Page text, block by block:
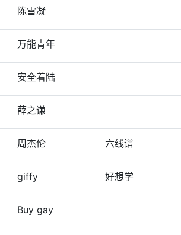
陈雪凝
万能青年
安全着陆
薛之谦
周杰伦 六线谱
giffy 好想学
Buy gay